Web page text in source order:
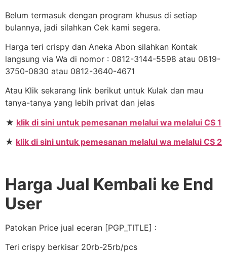
Belum termasuk dengan program khusus di setiap
bulannya, jadi silahkan Cek kami segera.
Harga teri crispy dan Aneka Abon silahkan Kontak
langsung via Wa di nomor : 0812-3144-5598 atau 0819-
3750-0830 atau 0812-3640-4671
Atau Klik sekarang link berikut untuk Kulak dan mau
tanya-tanya yang lebih privat dan jelas
★ klik di sini untuk pemesanan melalui wa melalui CS 1
★ klik di sini untuk pemesanan melalui wa melalui CS 2
Harga Jual Kembali ke End
User
Patokan Price jual eceran [PGP_TITLE] :
Teri crispy berkisar 20rb-25rb/pcs